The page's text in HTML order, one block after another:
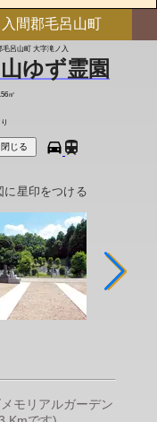
入間郡毛呂山町
毛呂山町 大字滝ノ入
ゆず霊園
㎡
じる
に星印をつける
モリアルガーデン